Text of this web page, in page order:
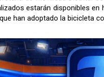
estarán disponibles en
han adoptado la bicicleta